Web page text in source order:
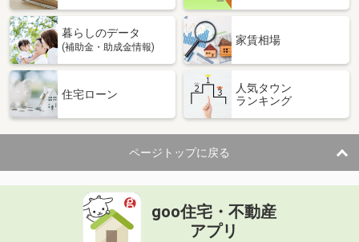
暮らしのデータ
(補助金・助成金情報)
家賃相場
住宅ローン
人気タウン
ランキング
ページトップに戻る
goo住宅・不動産
アプリ